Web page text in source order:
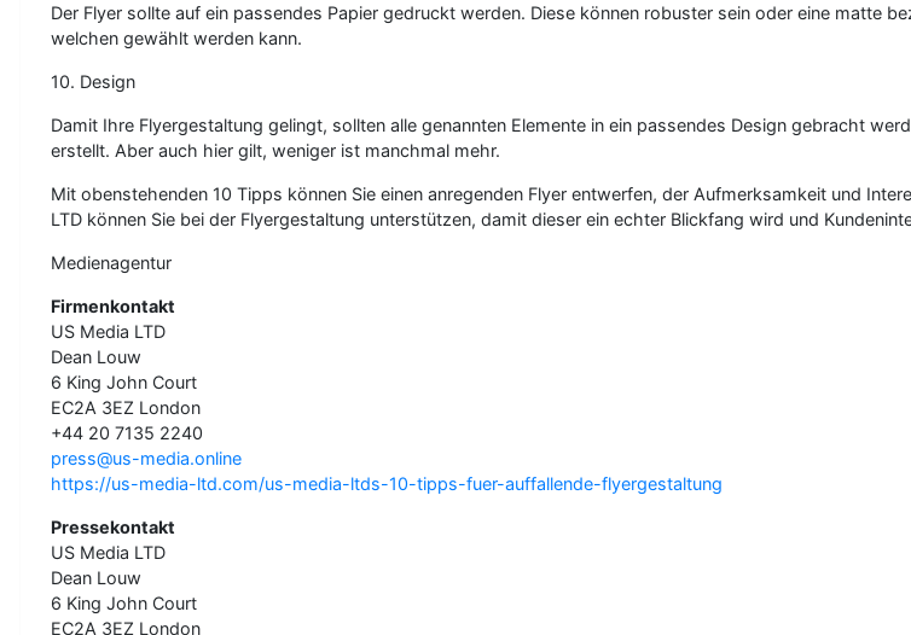
Der Flyer sollte auf ein passendes Papier gedruckt werden. Diese können robuster sein oder eine matte
welchen gewählt werden kann.
10. Design
Damit Ihre Flyergestaltung gelingt, sollten alle genannten Elemente in ein passendes Design gebracht
erstellt. Aber auch hier gilt, weniger ist manchmal mehr.
Mit obenstehenden 10 Tipps können Sie einen anregenden Flyer entwerfen, der Aufmerksamkeit und
LTD können Sie bei der Flyergestaltung unterstützen, damit dieser ein echter Blickfang wird und
Medienagentur
Firmenkontakt
US Media LTD
Dean Louw
6 King John Court
EC2A 3EZ London
+44 20 7135 2240
press@us-media.online
https://us-media-ltd.com/us-media-ltds-10-tipps-fuer-auffallende-flyergestaltung
Pressekontakt
US Media LTD
Dean Louw
6 King John Court
EC2A 3EZ London